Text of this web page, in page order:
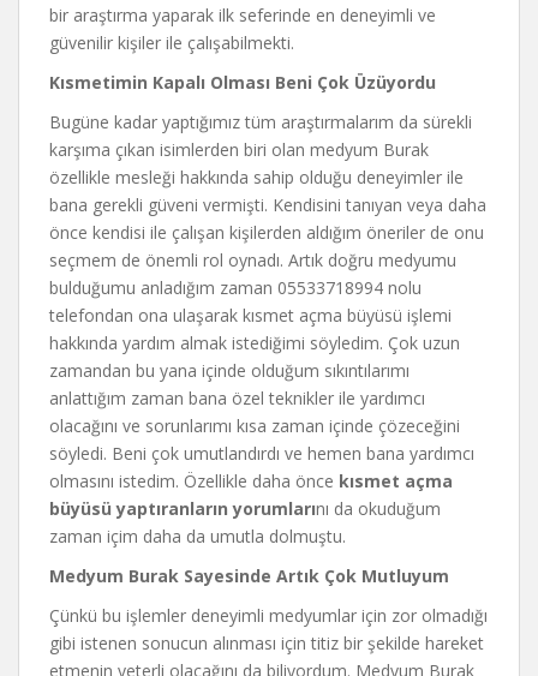
bir araştırma yaparak ilk seferinde en deneyimli ve
güvenilir kişiler ile çalışabilmekti.
Kısmetimin Kapalı Olması Beni Çok Üzüyordu
Bugüne kadar yaptığımız tüm araştırmalarım da sürekli
karşıma çıkan isimlerden biri olan medyum Burak
özellikle mesleği hakkında sahip olduğu deneyimler ile
bana gerekli güveni vermişti. Kendisini tanıyan veya daha
önce kendisi ile çalışan kişilerden aldığım öneriler de onu
seçmem de önemli rol oynadı. Artık doğru medyumu
bulduğumu anladığım zaman 05533718994 nolu
telefondan ona ulaşarak kısmet açma büyüsü işlemi
hakkında yardım almak istediğimi söyledim. Çok uzun
zamandan bu yana içinde olduğum sıkıntılarımı
anlattığım zaman bana özel teknikler ile yardımcı
olacağını ve sorunlarımı kısa zaman içinde çözeceğini
söyledi. Beni çok umutlandırdı ve hemen bana yardımcı
olmasını istedim. Özellikle daha önce kısmet açma
büyüsü yaptıranların yorumlarını da okuduğum
zaman içim daha da umutla dolmuştu.
Medyum Burak Sayesinde Artık Çok Mutluyum
Çünkü bu işlemler deneyimli medyumlar için zor olmadığı
gibi istenen sonucun alınması için titiz bir şekilde hareket
etmenin yeterli olacağını da biliyordum. Medyum Burak